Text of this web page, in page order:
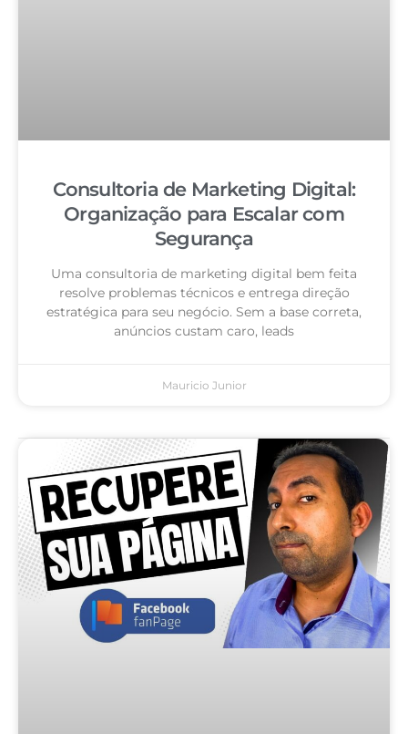
Consultoria de Marketing Digital:
Organização para Escalar com
Segurança
Uma consultoria de marketing digital bem feita
resolve problemas técnicos e entrega direção
estratégica para seu negócio. Sem a base correta,
anúncios custam caro, leads
Mauricio Junior